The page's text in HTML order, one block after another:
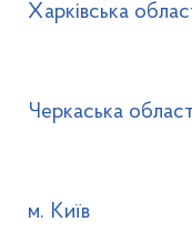
Харківська
Черкаська
м. Київ